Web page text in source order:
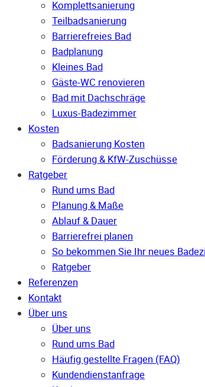
Komplettsanierung
Teilbadsanierung
Barrierefreies Bad
Badplanung
Kleines Bad
Gäste-WC renovieren
Bad mit Dachschräge
Luxus-Badezimmer
Kosten
Badsanierung Kosten
Förderung & KfW-Zuschüsse
Ratgeber
Rund ums Bad
Planung & Maße
Ablauf & Dauer
Barrierefrei planen
So bekommen Sie Ihr neues
Ratgeber
Referenzen
Kontakt
Über uns
Über uns
Rund ums Bad
Häufig gestellte Fragen (FAQ)
Kunden­dienst­anfrage